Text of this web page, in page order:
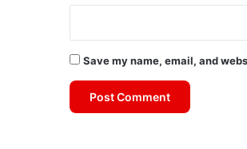
Save my name, email, and